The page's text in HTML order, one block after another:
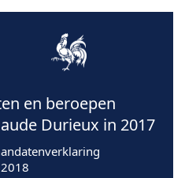
en beroepen
Durieux in 2017